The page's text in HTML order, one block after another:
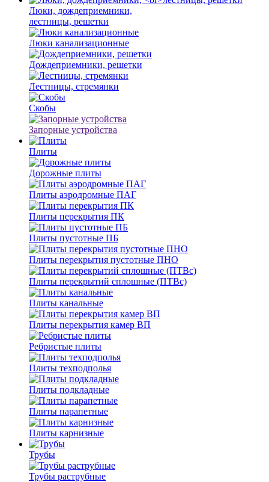
Люки, дождеприемники,
лестницы, решетки
Люки канализационные
Дождеприемники, решетки
Лестницы, стремянки
Скобы
Запорные устройства
Плиты
Дорожные плиты
Плиты аэродромные ПАГ
Плиты перекрытия ПК
Плиты пустотные ПБ
Плиты перекрытия пустотные ПНО
Плиты перекрытий сплошные (ПТВс)
Плиты канальные
Плиты перекрытия камер ВП
Ребристые плиты
Плиты техподполья
Плиты подкладные
Плиты парапетные
Плиты карнизные
Трубы
Трубы раструбные